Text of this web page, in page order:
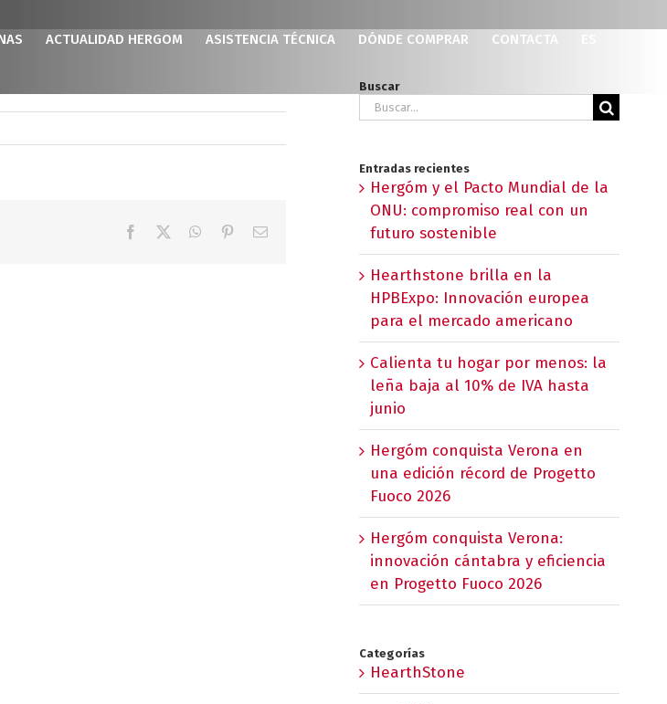
ACTUALIDAD HERGOM ASISTENCIA TÉCNICA DÓNDE COMPRAR CONTACTA
Facebook WhatsApp
PinterestCorreo
Buscar
Buscar:
Entradas recientes
Hergóm y el Pacto Mundial de la
ONU: compromiso real con un
futuro sostenible
Hearthstone brilla en la
HPBExpo: Innovación europea
para el mercado americano
Calienta tu hogar por menos: la
leña baja al 10% de IVA hasta
junio
Hergóm conquista Verona en
una edición récord de Progetto
Fuoco 2026
Hergóm conquista Verona:
innovación cántabra y eficiencia
en Progetto Fuoco 2026
Categorías
HearthStone